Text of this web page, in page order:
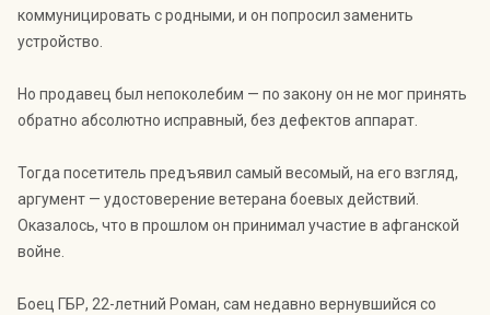
коммуницировать с родными, и он попросил заменить
устройство.
Но продавец был непоколебим — по закону он не мог принять
обратно абсолютно исправный, без дефектов аппарат.
Тогда посетитель предъявил самый весомый, на его взгляд,
аргумент — удостоверение ветерана боевых действий.
Оказалось, что в прошлом он принимал участие в афганской
войне.
Боец ГБР, 22-летний Роман, сам недавно вернувшийся со